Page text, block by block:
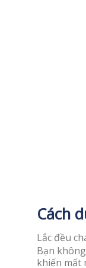
Cách
Lắc đều
Bạn
khiến mất